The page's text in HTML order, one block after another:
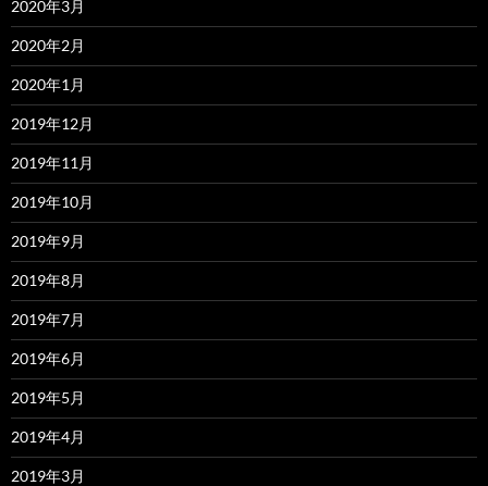
2020年3月
2020年2月
2020年1月
2019年12月
2019年11月
2019年10月
2019年9月
2019年8月
2019年7月
2019年6月
2019年5月
2019年4月
2019年3月